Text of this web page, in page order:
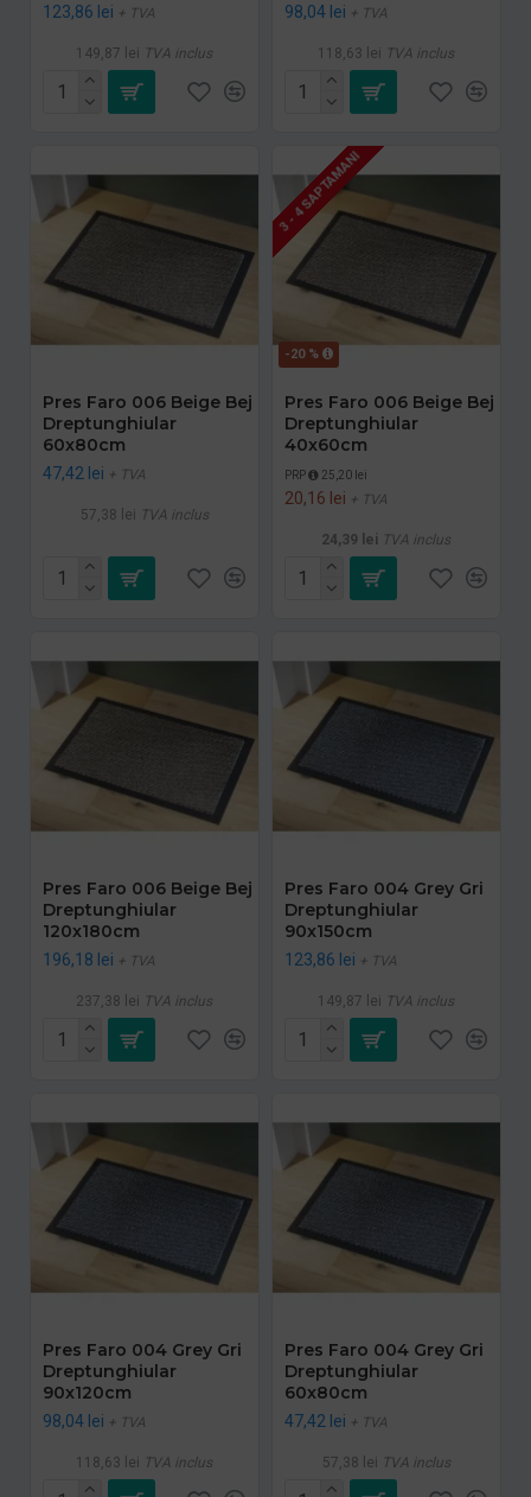
123,86 lei + TVA
149,87 lei TVA inclus
98,04 lei + TVA
118,63 lei TVA inclus
Pres Faro 006 Beige Bej
Dreptunghiular
60x80cm
47,42 lei + TVA
57,38 lei TVA inclus
-20 %
3 - 4 SAPTAMANI
Pres Faro 006 Beige Bej
Dreptunghiular
40x60cm
PRP 25,20 lei
20,16 lei + TVA
24,39 lei TVA inclus
Pres Faro 006 Beige Bej
Dreptunghiular
120x180cm
196,18 lei + TVA
237,38 lei TVA inclus
Pres Faro 004 Grey Gri
Dreptunghiular
90x150cm
123,86 lei + TVA
149,87 lei TVA inclus
Pres Faro 004 Grey Gri
Dreptunghiular
90x120cm
98,04 lei + TVA
118,63 lei TVA inclus
Pres Faro 004 Grey Gri
Dreptunghiular
60x80cm
47,42 lei + TVA
57,38 lei TVA inclus